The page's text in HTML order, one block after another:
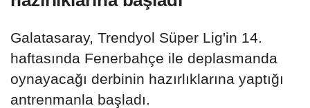
Galatasaray, Trendyol Süper Lig'in 14.
haftasında Fenerbahçe ile deplasmanda
oynayacağı derbinin hazırlıklarına yaptığı
antrenmanla başladı.